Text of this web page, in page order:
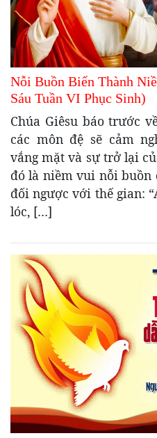
Nỗi Buồn Biến Thành
Sáu Tuần VI Phục Sinh)
Chúa Giêsu báo trước
các môn đệ sẽ cảm
vắng mặt và sự trở lại
đó là niềm vui nỗi buồn
đối ngược với thế gian:
lóc, […]